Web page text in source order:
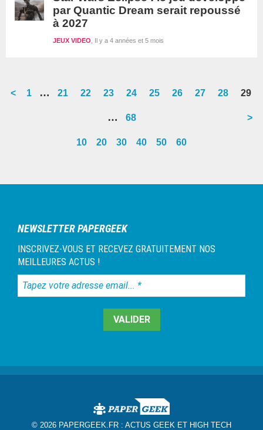
par Quantic Dream serait repoussé
à 2027
Il y a 4 années et 5 mois
JEUX VIDEO
<
Go
1
Interim
…
Go
21
Go
22
Go
page
23
Go
page
24
Go
25
Go
26
Go
27
Go
28
Go
page
29
Interim
omitted
…
Go
page
68 >
10 20 30 40 50 60
latérale
NEWSLETTER PAPERGEEK
INSCRIVEZ-VOUS ET RECEVEZ GRATUITEMENT NOS
MEILLEURES ACTUS !
Tapez
votre
© 2026 PAPERGEEK.FR : ACTUS GEEK ET HIGH TECH